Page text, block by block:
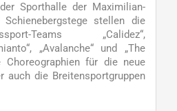
Sporthalle der Maximilian-
stellen die
Teams „Calidez“,
„Avalanche“ und „The
Choreographien für die neue
auch die BreitensportgruppenRead